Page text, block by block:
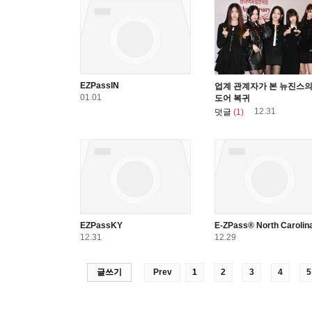
EZPassIN
01.01
업계 관계자가 본 뉴진스
도어 복귀
덧글 (1) 12.31
EZPassKY
12.31
E-ZPass® North
12.29
글쓰기 Prev 1 2 3 4 5